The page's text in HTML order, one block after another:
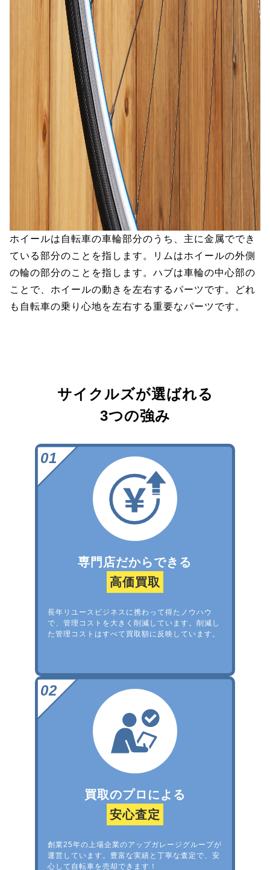
ホイールは自転車の車輪部分のうち、主に金属ででき
ている部分のことを指します。リムはホイールの外側
の輪の部分のことを指します。ハブは車輪の中心部の
ことで、ホイールの動きを左右するパーツです。どれ
も自転車の乗り心地を左右する重要なパーツです。
サイクルズが選ばれる
3つの強み
専門店だからできる
高価買取
長年リユースビジネスに携わって得たノウハウ
で、管理コストを大きく削減しています。削減し
た管理コストはすべて買取額に反映しています。
買取のプロによる
安心査定
創業25年の上場企業のアップガレージグループが
運営しています。豊富な実績と丁寧な査定で、安
心して自転車を売却できます！